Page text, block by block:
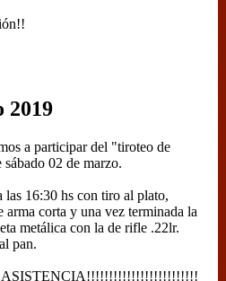
2019
a participar del "tiroteo de
02 de marzo.
16:30 hs con tiro al plato,
corta y una vez terminada la
metálica con la de rifle .22lr.
pan.
ASISTENCIA!!!!!!!!!!!!!!!!!!!!!!!!!